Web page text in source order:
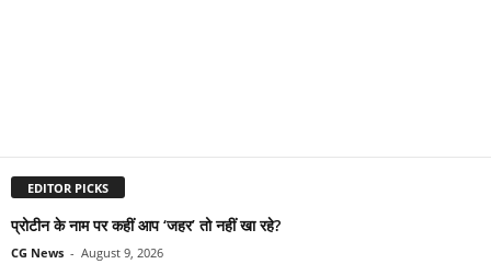
EDITOR PICKS
प्रोटीन के नाम पर कहीं आप ‘जहर’ तो नहीं खा रहे?
CG News - August 9, 2026